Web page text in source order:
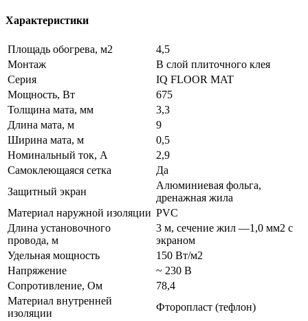
Характеристики
Площадь обогрева, м2
4,5
Монтаж
В слой плиточного клея
Серия
IQ FLOOR MAT
Мощность, Вт
675
Толщина мата, мм
3,3
Длина мата, м
9
Ширина мата, м
0,5
Номинальный ток, А
2,9
Самоклеющаяся сетка
Да
Защитный экран
Алюминиевая фольга,
дренажная жила
Материал наружной изоляции PVC
Длина установочного
провода, м
3 м, сечение жил —1,0 мм2 с
экраном
Удельная мощность
150 Вт/м2
Напряжение
~ 230 В
Сопротивление, Ом
78,4
Материал внутренней
изоляции
Фторопласт (тефлон)